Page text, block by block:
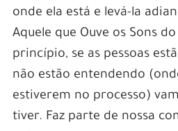
onde ela está e levá-la
Aquele que Ouve os Sons
princípio, se as pessoas
não estão entendendo
estiverem no processo)
tiver. Faz parte de nossa